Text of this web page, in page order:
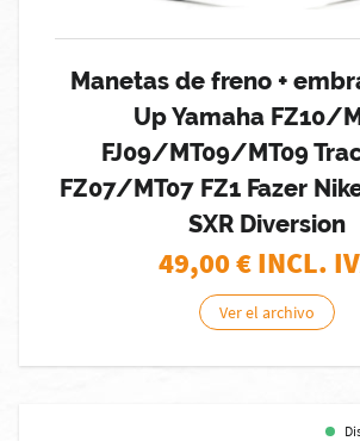
Manetas de freno +
Up Yamaha FZ10/
FJ09/MT09/MT09
FZ07/MT07 FZ1 Fazer
SXR Diversion
49,00€ INCL.
Ver el archivo